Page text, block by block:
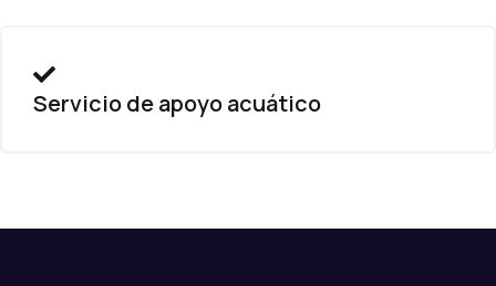
Servicio de apoyo acuático